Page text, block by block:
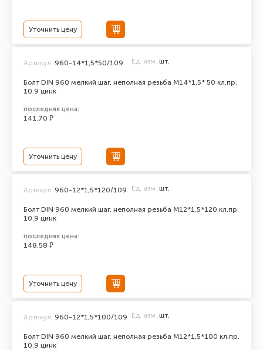
Уточнить цену
Болт DIN 960 мелкий шаг, неполная резьба M14*1,5* 50 кл.пр.
10.9 цинк
Артикул: 960-14*1,5*50/109 Ед. изм. шт.
последняя цена:
141.70 ₽
Уточнить цену
Болт DIN 960 мелкий шаг, неполная резьба M12*1,5*120 кл.пр.
10.9 цинк
Артикул: 960-12*1,5*120/109 Ед. изм. шт.
последняя цена:
148.58 ₽
Уточнить цену
Болт DIN 960 мелкий шаг, неполная резьба M12*1,5*100 кл.пр.
10.9 цинк
Артикул: 960-12*1,5*100/109 Ед. изм. шт.